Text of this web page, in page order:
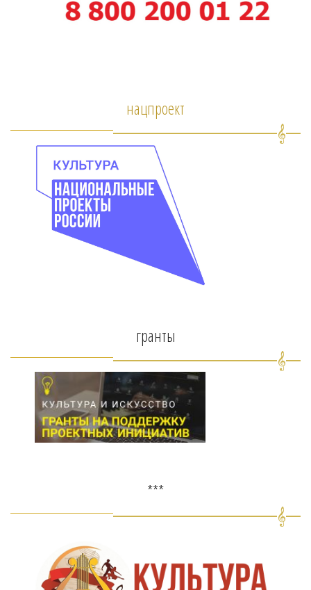
нацпроект
гранты
***